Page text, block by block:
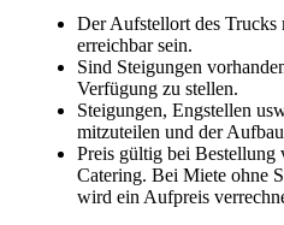
Der Aufstellort des Trucks
erreichbar sein.
Sind Steigungen
Verfügung zu stellen.
Steigungen, Engstellen
mitzuteilen und der
Preis gültig bei Bestellung
Catering. Bei Miete ohne
wird ein Aufpreis